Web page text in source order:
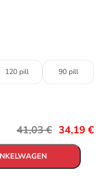
120 pill 90 pill
41,03€ 34,19 €